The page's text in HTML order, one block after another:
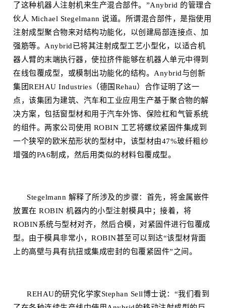
了这种机器人注射机来生产混合部件。”Anybrid 的管理合
伙人 Michael Stegelmann 说道。所谓混合部件，是指使用
注射成型聚合物来对结构功能化，以创建局部连接点、加
强筋等。Anybrid已将其注射成型工艺小型化，以适合机
器人臂的末端执行器，使拉挤件能够在机器人单元中得到
在线包覆成型，或模制出功能化的结构。Anybrid与创新
集团REHAU Industries（德国Rehau）合作证明了这一
点，该集团为建筑、汽车和工业应用生产基于聚合物的解
决方案，包括窗型材和用于汽车外饰、保险杠和气管系统
的组件。两家公司使用 ROBIN 工艺将螺纹紧固件集成到
一个狭窄的欧米茄形状的型材中，该型材由47%玻纤粗纱
增强的PA6制成，然后用类似的材料包覆成型。
Stegelmann 解释了所涉及的步骤：首先，将金属嵌件
放置在 ROBIN 机器内的小型注射模具中；接着，将
ROBIN系统与型材对齐，然后合模，对紧固件进行包覆成
型。由于模具非常小，ROBIN甚至可以到达“该型材背面
上的高壁与具有抗扭或集成密封的包覆紧固件”之间。
REHAU的研究化学家Stephan Sell博士说：“我们看到